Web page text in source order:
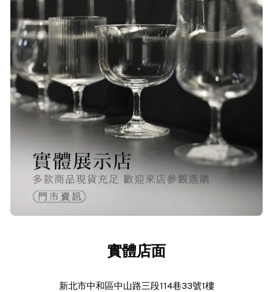
實體店面
新北市中和區中山路三段114巷33號1樓